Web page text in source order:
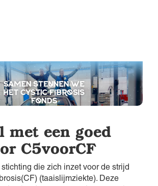
met een goed
C5voorCF
die zich inzet voor de strijd
(taaislijmziekte). Deze